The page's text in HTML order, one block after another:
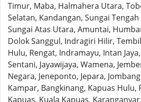
Timur, Maba, Halmahera Utara,
Selatan, Kandangan, Sungai
Sungai Atas Utara, Amuntai,
Dolok Sanggul, Indragiri Hilir,
Hulu, Rengat, Indramayu, Intan
Sentani, Jayawijaya, Wamena,
Negara, Jeneponto, Jepara,
Kampar, Bangkinang, Kapuas Hulu,
Kapuas, Kuala Kapuas,